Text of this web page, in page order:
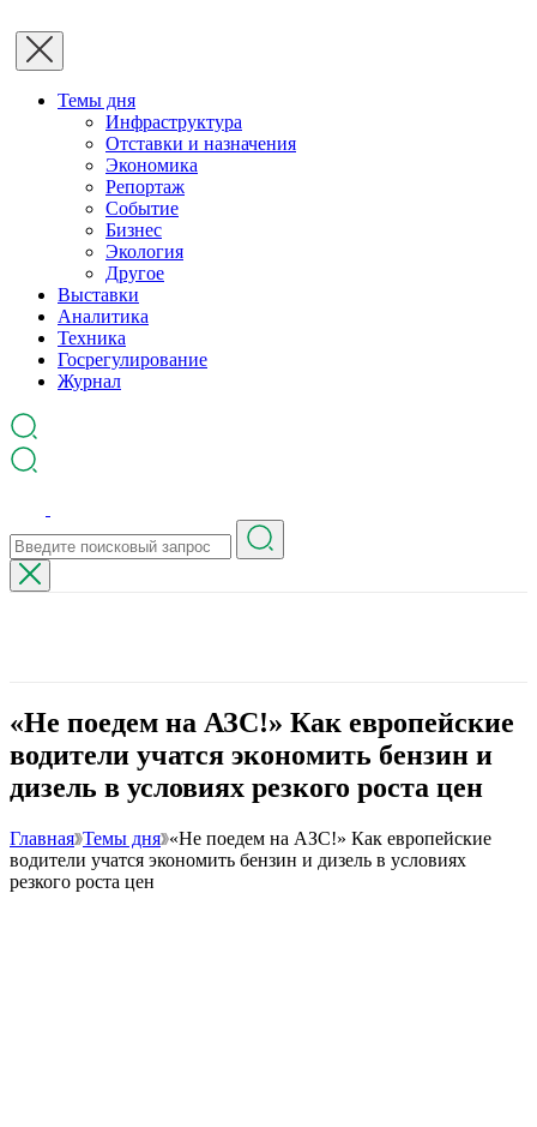
Темы дня
Инфраструктура
Отставки и назначения
Экономика
Репортаж
Событие
Бизнес
Экология
Другое
Выставки
Аналитика
Техника
Госрегулирование
Журнал
«Не поедем на АЗС!» Как европейские
водители учатся экономить бензин и
дизель в условиях резкого роста цен
Главная Темы дня «Не поедем на АЗС!» Как европейские
водители учатся экономить бензин и дизель в условиях
резкого роста цен